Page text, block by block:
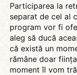
Participarea la
separat de cel al
program vor fi
aleg să ducă
că există un
rămâne doar
moment îl vom